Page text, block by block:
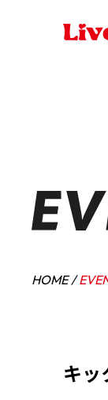
HOME
キッ